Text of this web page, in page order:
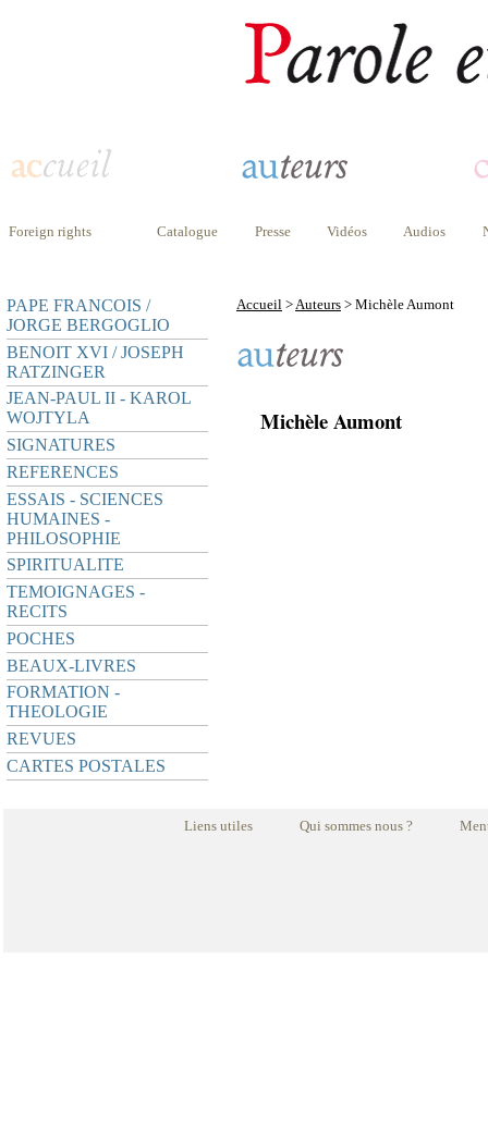
Foreign rights Catalogue Presse Vidéos Audios
PAPE FRANCOIS /
JORGE BERGOGLIO
BENOIT XVI / JOSEPH
RATZINGER
JEAN-PAUL II - KAROL
WOJTYLA
SIGNATURES
REFERENCES
ESSAIS - SCIENCES
HUMAINES -
PHILOSOPHIE
SPIRITUALITE
TEMOIGNAGES -
RECITS
POCHES
BEAUX-LIVRES
FORMATION -
THEOLOGIE
REVUES
CARTES POSTALES
Accueil >Auteurs > Michèle Aumont
Michèle Aumont
Liens utiles Qui sommes nous ?